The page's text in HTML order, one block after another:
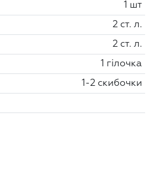
1 шт
2 ст. л.
2 ст. л.
1 гілочка
1-2 скибочки